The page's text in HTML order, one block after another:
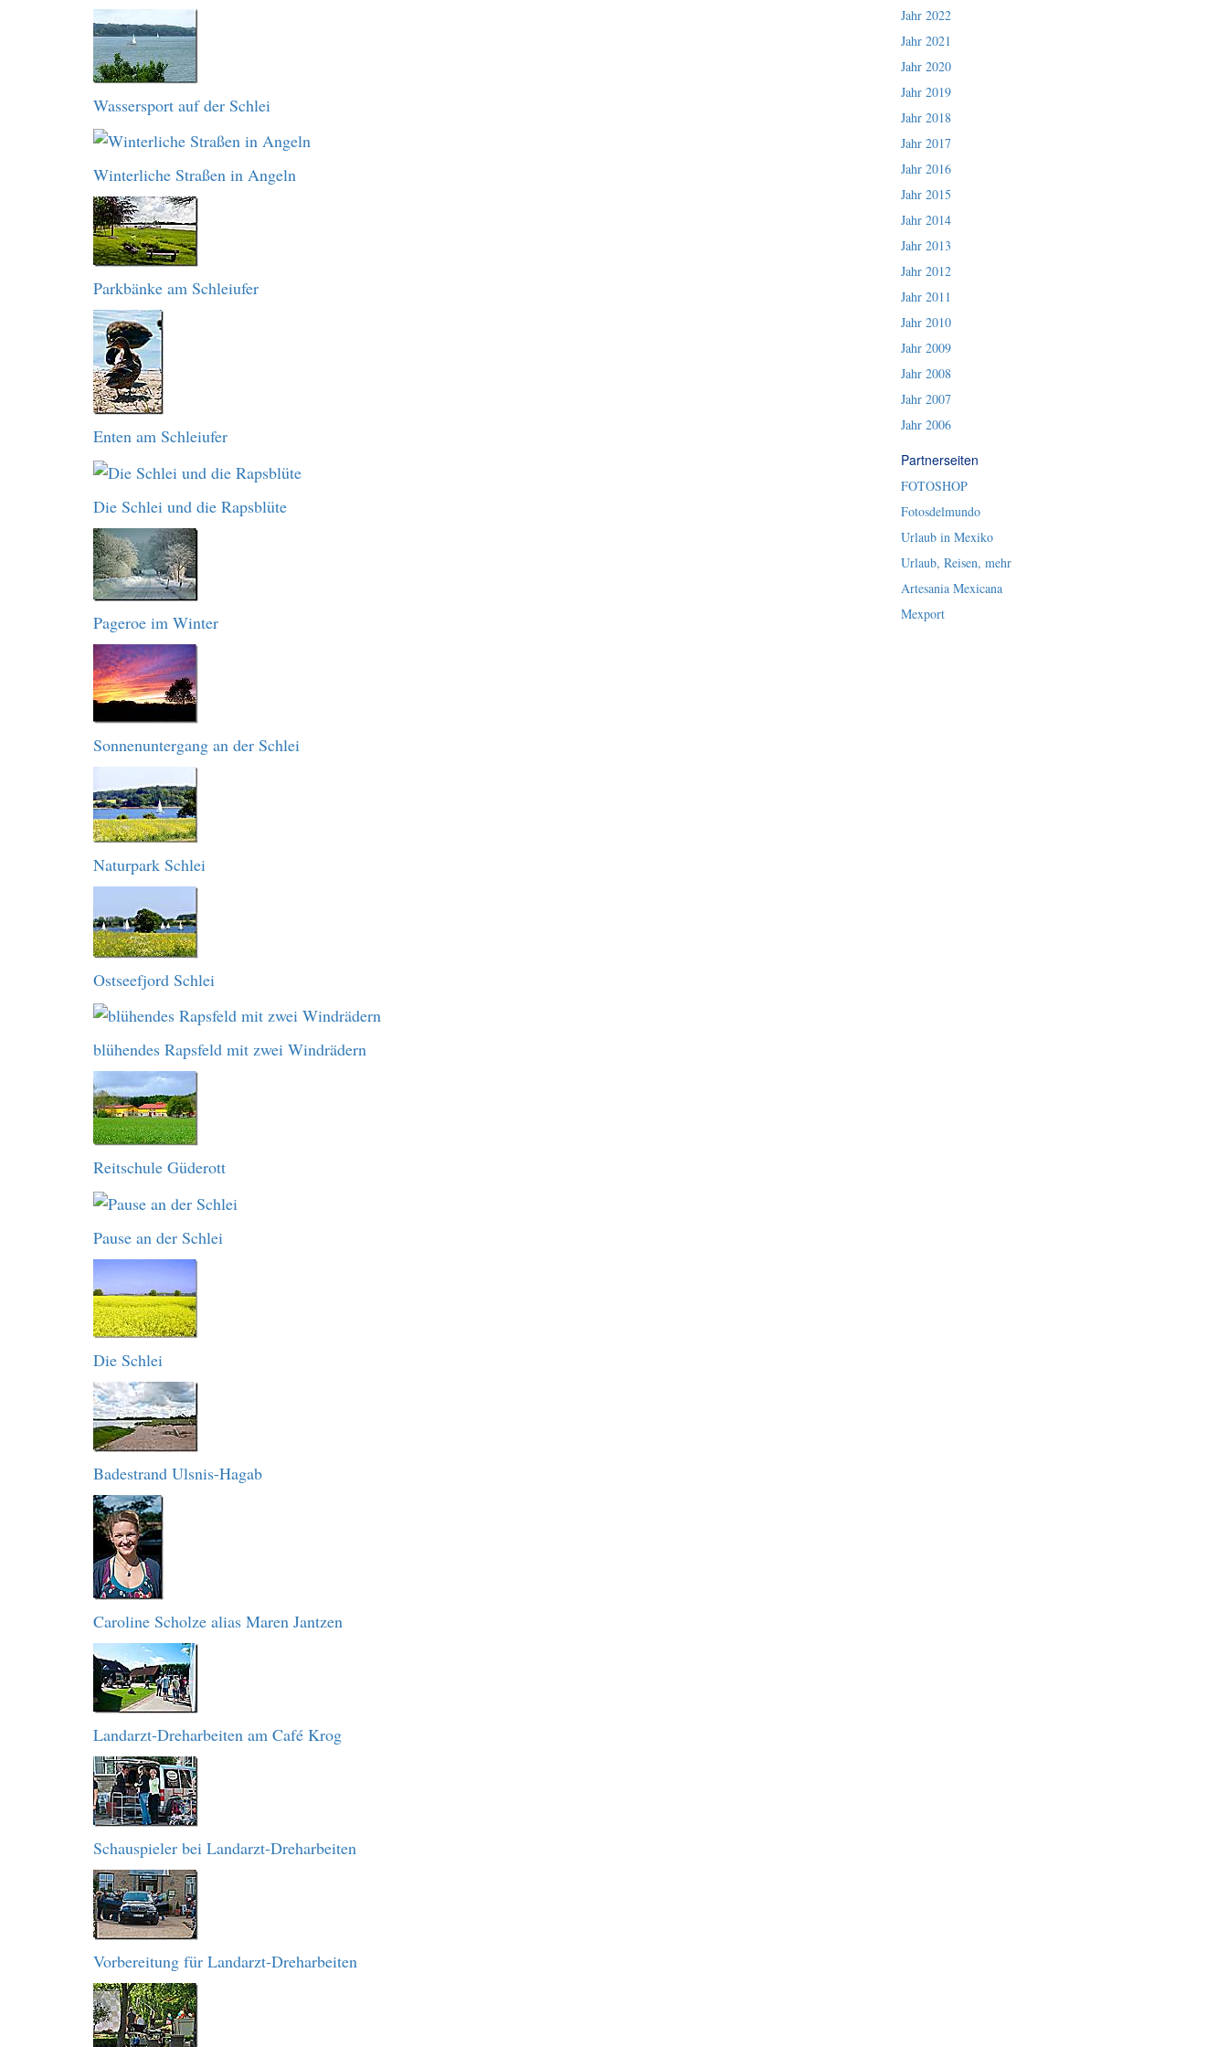
Wassersport auf der Schlei
Winterliche Straßen in Angeln
Parkbänke am Schleiufer
Enten am Schleiufer
Die Schlei und die Rapsblüte
Pageroe im Winter
Sonnenuntergang an der Schlei
Naturpark Schlei
Ostseefjord Schlei
blühendes Rapsfeld mit zwei Windrädern
Reitschule Güderott
Pause an der Schlei
Die Schlei
Badestrand Ulsnis-Hagab
Caroline Scholze alias Maren Jantzen
Landarzt-Dreharbeiten am Café Krog
Schauspieler bei Landarzt-Dreharbeiten
Vorbereitung für Landarzt-Dreharbeiten
Jahr 2022
Jahr 2021
Jahr 2020
Jahr 2019
Jahr 2018
Jahr 2017
Jahr 2016
Jahr 2015
Jahr 2014
Jahr 2013
Jahr 2012
Jahr 2011
Jahr 2010
Jahr 2009
Jahr 2008
Jahr 2007
Jahr 2006
Partnerseiten
FOTOSHOP
Fotosdelmundo
Urlaub in Mexiko
Urlaub, Reisen, mehr
Artesania Mexicana
Mexport